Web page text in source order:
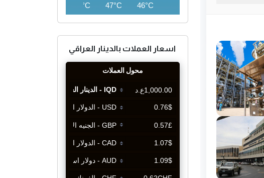
46°C
47°C
47°C
اسعار العملات بالدينار العراقي